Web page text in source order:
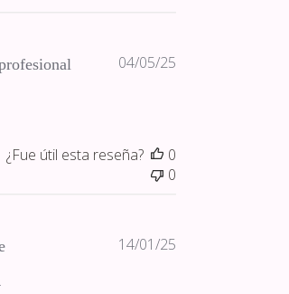
Fecha
04/05/25
¿Fue útil esta reseña?
0
0
Fecha
14/01/25